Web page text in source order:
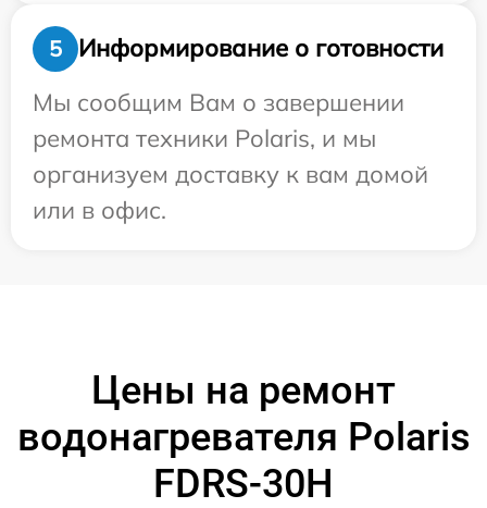
5
Информирование о готовности
Мы сообщим Вам о завершении
ремонта техники Polaris, и мы
организуем доставку к вам домой
или в офис.
Цены на ремонт
водонагревателя Polaris
FDRS-30H